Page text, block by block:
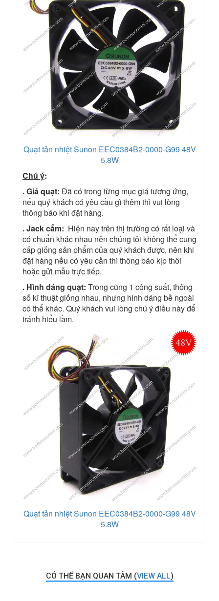
Quạt tản nhiệt Sunon EEC0384B2-0000-G99 48V
5.8W
Chú ý:
. Giá quạt: Đã có trong từng mục giá tương ứng,
nếu quý khách có yêu cầu gì thêm thì vui lòng
thông báo khi đặt hàng.
. Jack cắm: Hiện nay trên thị trường có rất loại và
có chuẩn khác nhau nên chúng tôi không thể cung
cấp giống sản phẩm của quý khách được, nên khi
đặt hàng nếu có yêu cần thì thông báo kịp thời
hoặc gửi mẫu trực tiếp.
. Hình dáng quạt: Trong cũng 1 công suất, thông
số kĩ thuật giống nhau, nhưng hình dáng bề ngoài
có thể khác. Quý khách vui lòng chú ý điều này để
tránh hiểu lầm.
Quạt tản nhiệt Sunon EEC0384B2-0000-G99 48V
5.8W
CÓ THỂ BẠN QUAN TÂM (VIEW ALL)